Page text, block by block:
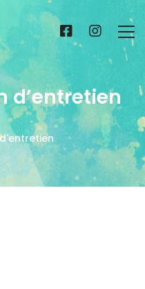
d’entretien